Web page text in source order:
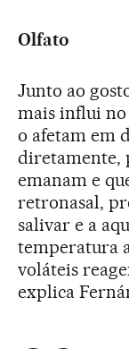
Olfato
Junto ao
mais influi no
o afetam em
diretamente,
emanam e
retronasal,
salivar e a
temperatura
voláteis
explica